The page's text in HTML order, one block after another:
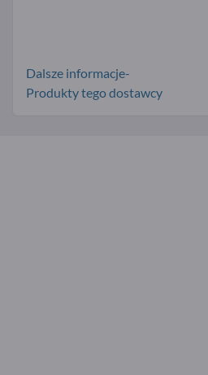
Dalsze informacje-
Produkty tego dostawcy